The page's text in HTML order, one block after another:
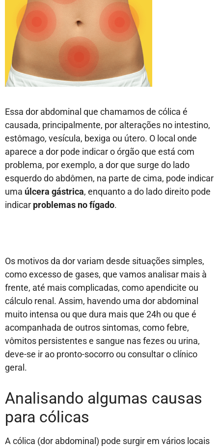
Essa dor abdominal que chamamos de cólica é
causada, principalmente, por alterações no intestino,
estômago, vesícula, bexiga ou útero. O local onde
aparece a dor pode indicar o órgão que está com
problema, por exemplo, a dor que surge do lado
esquerdo do abdômen, na parte de cima, pode indicar
uma úlcera gástrica, enquanto a do lado direito pode
indicar problemas no fígado.
Os motivos da dor variam desde situações simples,
como excesso de gases, que vamos analisar mais à
frente, até mais complicadas, como apendicite ou
cálculo renal. Assim, havendo uma dor abdominal
muito intensa ou que dura mais que 24h ou que é
acompanhada de outros sintomas, como febre,
vômitos persistentes e sangue nas fezes ou urina,
deve-se ir ao pronto-socorro ou consultar o clínico
geral.
Analisando algumas causas
para cólicas
A cólica (dor abdominal) pode surgir em vários locais